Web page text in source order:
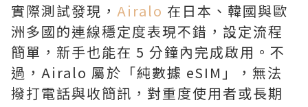
實際測試發現， Airalo 在日本、韓國與歐
洲多國的連線穩定度表現不錯，設定流程
簡單，新手也能在 5 分鐘內完成啟用。不
過，Airalo 屬於「純數據 eSIM」，無法
撥打電話與收簡訊，對重度使用者或長期